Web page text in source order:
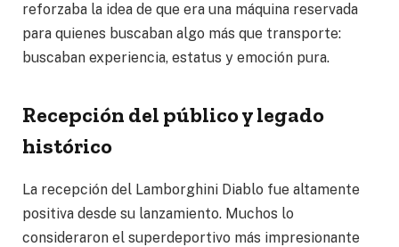
reforzaba la idea de que era una máquina reservada
para quienes buscaban algo más que transporte:
buscaban experiencia, estatus y emoción pura.
Recepción del público y legado
histórico
La recepción del Lamborghini Diablo fue altamente
positiva desde su lanzamiento. Muchos lo
consideraron el superdeportivo más impresionante